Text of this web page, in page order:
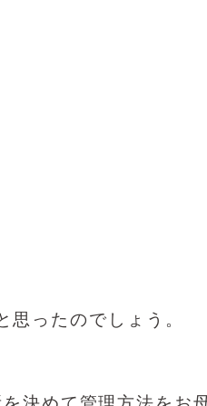
思ったのでしょう。